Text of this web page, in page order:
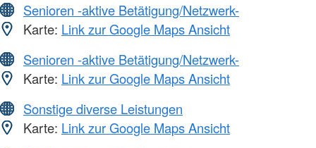
Senioren -aktive Betätigung/Netzwerk-
Karte: Link zur Google Maps Ansicht
Senioren -aktive Betätigung/Netzwerk-
Karte: Link zur Google Maps Ansicht
Sonstige diverse Leistungen
Karte: Link zur Google Maps Ansicht